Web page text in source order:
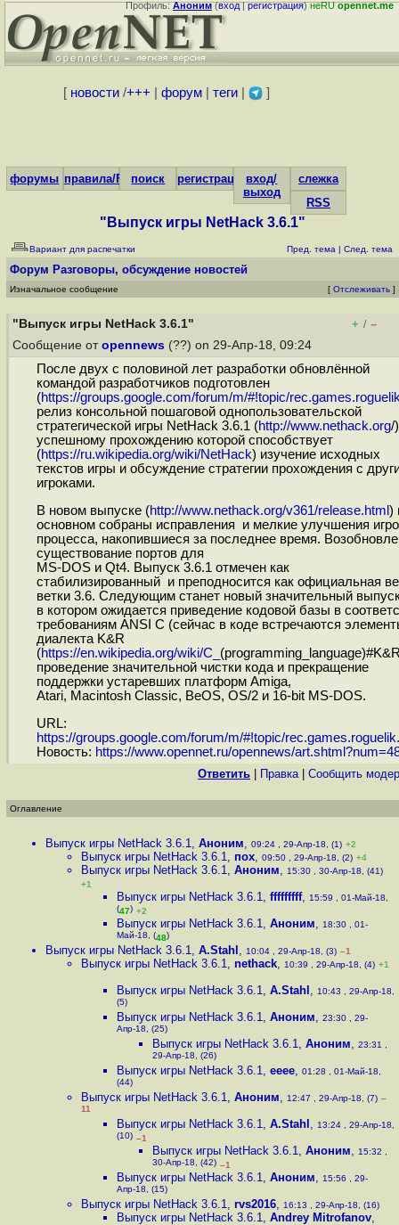
Профиль:Аноним(вход|регистрация)неRUopennet.me
[ новости/+++ форум| теги| ]
форумы правила/FAQпоиск регистрациявход/
выход
слежка
RSS
"Выпуск игры NetHack 3.6.1"
Вариант для распечатки Пред. тема | След. тема
Форум Разговоры, обсуждение новостей
Изначальное сообщение [ Отслеживать ]
"Выпуск игры NetHack 3.6.1" + / –
Сообщение от opennews (??) on 29-Апр-18, 09:24
После двух с половиной лет разработки обновлённой
командой разработчиков подготовлен
(https://groups.google.com/forum/m/#!topic/
релиз консольной пошаговой однопользовательской
стратегической игры NetHack 3.6.1 (http://www.nethack.org/
успешному прохождению которой способствует
(https://ru.wikipedia.org/wiki/NetHack) изучение исходных
текстов игры и обсуждение стратегии прохождения с
игроками.
В новом выпуске (http://www.nethack.org/v361/release.html )
основном собраны исправления и мелкие улучшения
процесса, накопившиеся за последнее время.
существование портов для
MS-DOS и Qt4. Выпуск 3.6.1 отмечен как
стабилизированный и преподносится как официальная
ветки 3.6. Следующим станет новый значительный
в котором ожидается приведение кодовой базы в
требованиям ANSI C (сейчас в коде встречаются
диалекта K&R
(https://en.wikipedia.org/wiki/C_
проведение значительной чистки кода и прекращение
поддержки устаревших платформ Amiga,
Atari, Macintosh Classic, BeOS, OS/2 и 16-bit MS-DOS.
URL:
https://groups.google.com/forum/m/#!topic/
Новость: https://www.opennet.ru/opennews/
Ответить Правка| Cообщить
Оглавление
Выпуск игры NetHack 3.6.1, Аноним, 09:24 , 29-Апр-18, (1) +2
Выпуск игры NetHack 3.6.1, пох, 09:50 , 29-Апр-18, (2) +4
Выпуск игры NetHack 3.6.1, Аноним, 15:30 , 30-Апр-18, (41)
+1
Выпуск игры NetHack 3.6.1, fffffffff, 15:59 , 01-Май-18,
(47) +2
Выпуск игры NetHack 3.6.1, Аноним, 18:30 , 01-
Май-18, (48)
Выпуск игры NetHack 3.6.1, A.Stahl , 10:04 , 29-Апр-18, (3) –1
Выпуск игры NetHack 3.6.1, nethack, 10:39 , 29-Апр-18, (4) +1
Выпуск игры NetHack 3.6.1, A.Stahl , 10:43 , 29-Апр-18,
(5)
Выпуск игры NetHack 3.6.1, Аноним, 23:30 , 29-
Апр-18, (25)
Выпуск игры NetHack 3.6.1, Аноним, 23:31 ,
29-Апр-18, (26)
Выпуск игры NetHack 3.6.1, eeee, 01:28 , 01-Май-18,
(44)
Выпуск игры NetHack 3.6.1, Аноним, 12:47 , 29-Апр-18, (7) –
11
Выпуск игры NetHack 3.6.1, A.Stahl , 13:24 , 29-Апр-18,
(10) –1
Выпуск игры NetHack 3.6.1, Аноним, 15:32 ,
30-Апр-18, (42) –1
Выпуск игры NetHack 3.6.1, Аноним, 15:56 , 29-
Апр-18, (15)
Выпуск игры NetHack 3.6.1, rvs2016, 16:13 , 29-Апр-18, (16)
Выпуск игры NetHack 3.6.1, Andrey Mitrofanov,